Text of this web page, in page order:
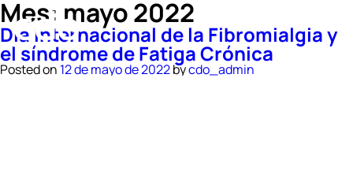
Mes: mayo 2022
Día Internacional de la Fibromialgia y
el síndrome de Fatiga Crónica
Posted on 12 de mayo de 2022bycdo_admin